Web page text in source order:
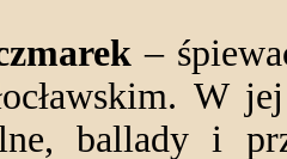
–
W
ballady i